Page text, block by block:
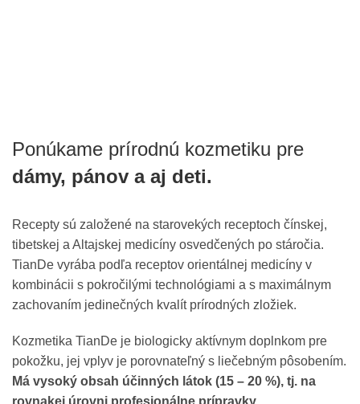
Ponúkame prírodnú kozmetiku pre
dámy, pánov a aj deti.
Recepty sú založené na starovekých receptoch čínskej,
tibetskej a Altajskej medicíny osvedčených po stáročia.
TianDe vyrába podľa receptov orientálnej medicíny v
kombinácii s pokročilými technológiami a s maximálnym
zachovaním jedinečných kvalít prírodných zložiek.
Kozmetika TianDe je biologicky aktívnym doplnkom pre
pokožku, jej vplyv je porovnateľný s liečebným pôsobením.
Má vysoký obsah účinných látok (15 – 20 %), tj. na